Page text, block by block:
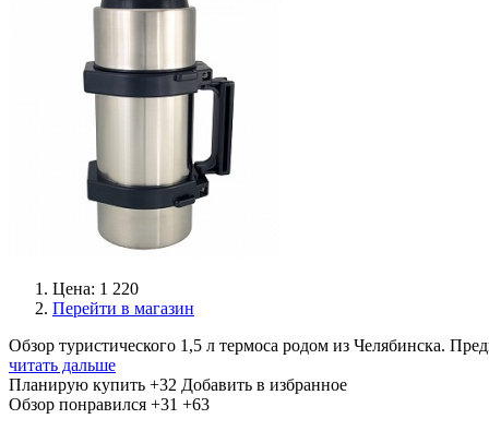
Цена: 1 220
Перейти в магазин
Обзор туристического 1,5 л термоса родом из Челябинска.
читать дальше
Планирую купить +32 Добавить в избранное
Обзор понравился +31 +63